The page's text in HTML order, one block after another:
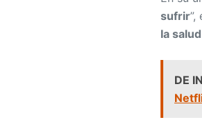
sufrir
la
DE